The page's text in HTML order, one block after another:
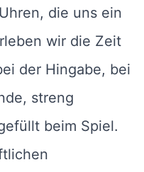
die uns ein
wir die Zeit
der Hingabe, bei
streng
beim Spiel.